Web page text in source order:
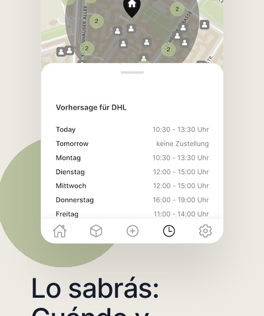
Lo sabrás: